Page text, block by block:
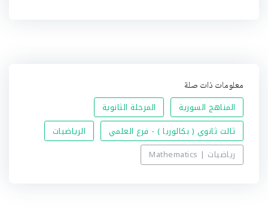
معلومات ذات صلة
المناهج السورية
المرحلة الثانوية
ثالث ثانوي ( بكالوريا ) - فرع العلمي
الرياضيات
رياضيات | Mathematics